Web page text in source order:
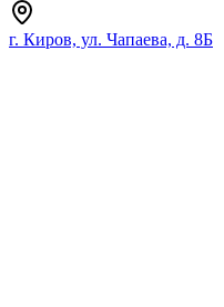
г. Киров, ул. Чапаева, д. 8Б